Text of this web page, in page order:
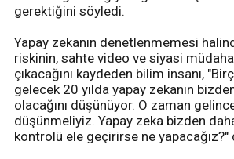
gerektiğini söyledi.
Yapay zekanın denetlenmemesi
riskinin, sahte video ve siyasi
çıkacağını kaydeden bilim insanı,
gelecek 20 yılda yapay zekanın
olacağını düşünüyor. O zaman
düşünmeliyiz. Yapay zeka bizden
kontrolü ele geçirirse ne yapacağız?"